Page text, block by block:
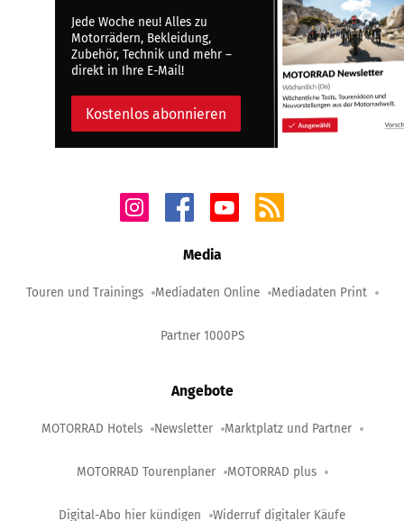
Jede Woche neu! Alles zu
Motorrädern, Bekleidung,
Zubehör, Technik und mehr –
direkt in Ihre E-Mail!
Kostenlos abonnieren
Media
Touren und Trainings Mediadaten Online Mediadaten Print
Partner 1000PS
Angebote
MOTORRAD Hotels Newsletter Marktplatz und Partner
MOTORRAD Tourenplaner MOTORRAD plus
Digital-Abo hier kündigen Widerruf digitaler Käufe